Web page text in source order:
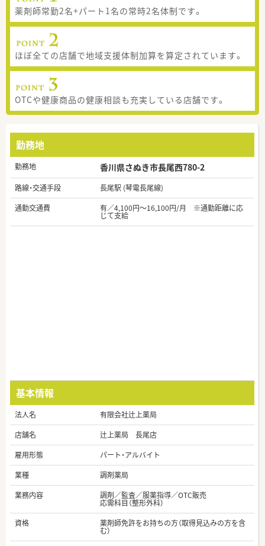
薬剤師常勤2名+パート1名の常時2名体制です。
ほぼ全ての店舗で地域支援体制加算を算定されています。
OTCや健康商品の健康相談も充実している店舗です。
勤務地
勤務地 香川県さぬき市長尾西780-2
路線・交通手段
長尾駅 (琴電長尾線)
通勤交通費
有／4,100円～16,100円/月 ※通勤距離に応
じて支給
基本情報
法人名
有限会社辻上薬局
店舗名
辻上薬局 長尾店
雇用形態
パート・アルバイト
業種
調剤薬局
業務内容
調剤／監査／服薬指導／OTC販売
応需科目（整形外科）
資格
薬剤師免許をお持ちの方（取得見込みの方を含
む）